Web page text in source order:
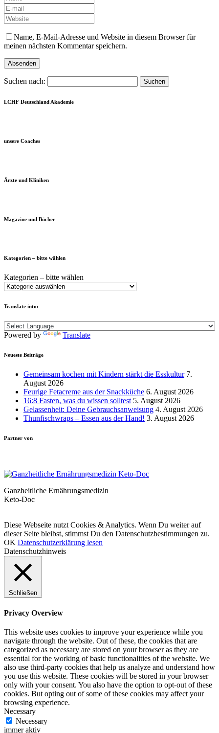
Name, E-Mail-Adresse und Website in diesem Browser für
meinen nächsten Kommentar speichern.
Suchen nach:
LCHF Deutschland Akademie
unsere Coaches
Ärzte und Kliniken
Magazine und Bücher
Kategorien – bitte wählen
Kategorien – bitte wählen
Translate into:
Powered by Translate
Neueste Beiträge
Gemeinsam kochen mit Kindern stärkt die Esskultur 7.
August 2026
Feurige Fetacreme aus der Snackküche 6. August 2026
16:8 Fasten, was du wissen solltest 5. August 2026
Gelassenheit: Deine Gebrauchsanweisung 4. August 2026
Thunfischwraps – Essen aus der Hand! 3. August 2026
Partner von
Ganzheitliche Ernährungsmedizin
Keto-Doc
Diese Webseite nutzt Cookies & Analytics. Wenn Du weiter auf
dieser Seite bleibst, stimmst Du den Datenschutzbestimmungen zu.
OK Datenschutzerklärung lesen
Datenschutzhinweis
Schließen
Privacy Overview
This website uses cookies to improve your experience while you
navigate through the website. Out of these, the cookies that are
categorized as necessary are stored on your browser as they are
essential for the working of basic functionalities of the website. We
also use third-party cookies that help us analyze and understand how
you use this website. These cookies will be stored in your browser
only with your consent. You also have the option to opt-out of these
cookies. But opting out of some of these cookies may affect your
browsing experience.
Necessary
Necessary
immer aktiv